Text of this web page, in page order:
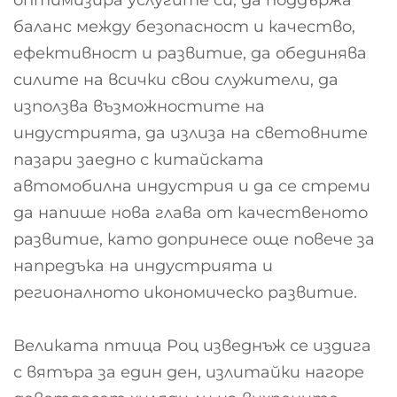
баланс между безопасност и качество,
ефективност и развитие, да обединява
силите на всички свои служители, да
използва възможностите на
индустрията, да излиза на световните
пазари заедно с китайската
автомобилна индустрия и да се стреми
да напише нова глава от качественото
развитие, като допринесе още повече за
напредъка на индустрията и
регионалното икономическо развитие.
Великата птица Роц изведнъж се издига
с вятъра за един ден, излитайки нагоре